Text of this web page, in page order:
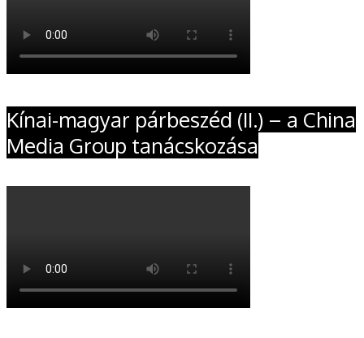
Kínai-magyar párbeszéd (II.) – a China
Media Group tanácskozása